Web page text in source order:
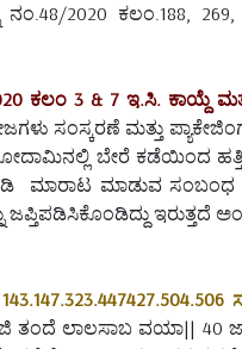
2020 ಕಲಂ.188,
ಕಲಂ 3 & 7 ಇ.ಸಿ. ಕಾಯ್ದೆ
ಸಂಸ್ಕರಣೆ ಮತ್ತು
ಬೇರೆ ಕಡೆಯಿಂದ ಹತ್ತಿ
ಮಾರಾಟ ಮಾಡುವ
ಇರುತ್ತದೆ
ತಂದೆ ಲಾಲಸಾಬ ವಯಾ|| 40